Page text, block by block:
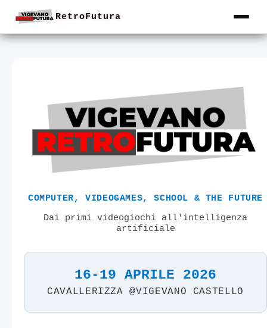
RetroFutura
COMPUTER, VIDEOGAMES, SCHOOL & THE FUTURE
Dai primi videogiochi all'intelligenza
artificiale
16-19 APRILE 2026
CAVALLERIZZA @VIGEVANO CASTELLO